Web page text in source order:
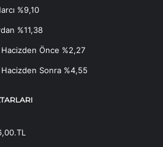
%9,10
%11,38
Önce %2,27
Sonra %4,55